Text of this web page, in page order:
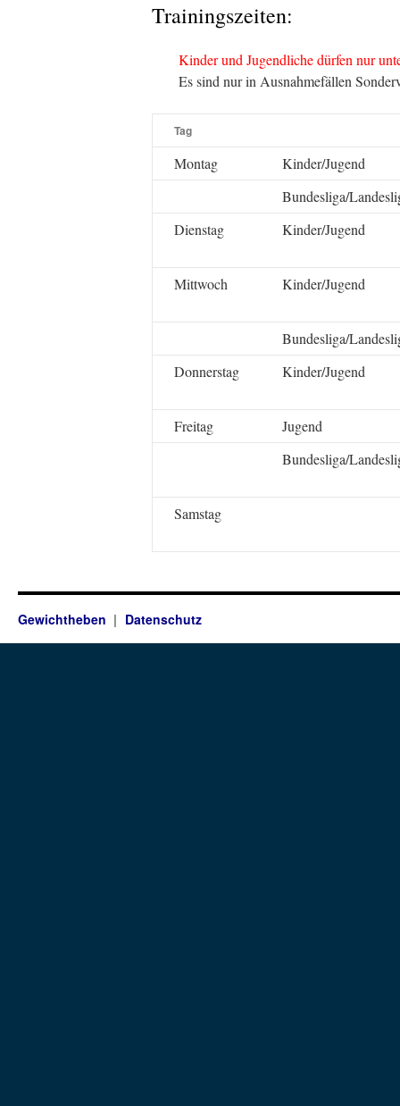
Trainingszeiten:
Kinder und Jugendliche dürfen nur
Es sind nur in Ausnahmefällen
Tag
Montag
Kinder/Jugend
Bundesliga/
Dienstag
Kinder/Jugend
Mittwoch Kinder/Jugend
Bundesliga/
Donnerstag
Kinder/Jugend
Freitag
Jugend
Bundesliga/
Samstag
Gewichtheben Datenschutz